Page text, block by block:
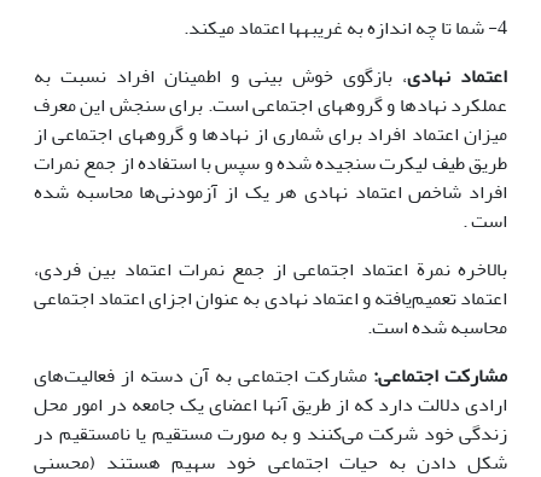
4- شما تا چه اندازه به غریبه‏ها اعتماد می‏کند.
اعتماد نهادی، بازگوی خوش بینی و اطمینان افراد نسبت به
عملکرد نهادها و گروههای اجتماعی است. برای سنجش این معرف
میزان اعتماد افراد برای شماری از نهادها و گروههای اجتماعی از
طریق طیف لیکرت سنجیده شده و سپس با استفاده از جمع نمرات
افراد شاخص اعتماد نهادی هر یک از آزمودنی‌ها محاسبه شده
است .
بالاخره نمرة اعتماد اجتماعی از جمع نمرات اعتماد بین فردی،
اعتماد تعمیم‌یافته و اعتماد نهادی به عنوان اجزای اعتماد اجتماعی
محاسبه شده است.
مشارکت اجتماعی: مشارکت اجتماعی به آن دسته از فعالیت‌های
ارادی دلالت دارد که از طریق آنها اعضای یک جامعه در امور محل
زندگی خود شرکت می‌کنند و به صورت مستقیم یا نامستقیم در
شکل دادن به حیات اجتماعی خود سهیم هستند (محسنی